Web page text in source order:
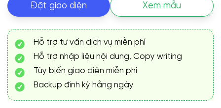
Đặt giao diện Xem mẫu
Hỗ trợ tư vấn dịch vụ miễn phí
Hỗ trợ nhập liệu nội dung, Copy writing
Tùy biến giao diện miễn phí
Backup định kỳ hằng ngày